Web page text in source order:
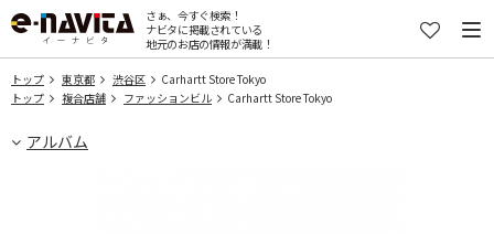
さぁ、今すぐ検索！
ナビタに掲載されている
地元のお店の情報が満載！
トップ 東京都 渋谷区
Carhartt Store Tokyo
トップ
複合店舗 ファッションビル Carhartt Store Tokyo
アルバム